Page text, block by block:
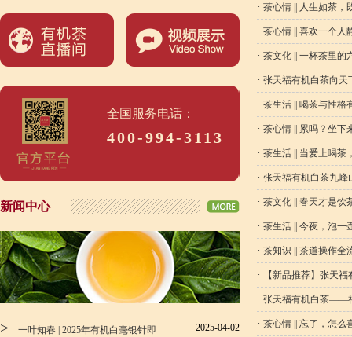
全国服务电话：
400-994-3113
新闻中心
> 一叶知春 | 2025年有机白毫银针即 2025-04-02
· 茶心情 || 人生如茶，
· 茶心情 || 喜欢一个人
· 茶文化 || 一杯茶里的
· 张天福有机白茶向天
· 茶生活 || 喝茶与性格
· 茶心情 || 累吗？坐下
· 茶生活 || 当爱上喝茶
· 张天福有机白茶九峰
· 茶文化 || 春天才是饮
· 茶生活 || 今夜，泡一
· 茶知识 || 茶道操作全
· 【新品推荐】张天
· 张天福有机白茶——
· 茶心情 || 忘了，怎么